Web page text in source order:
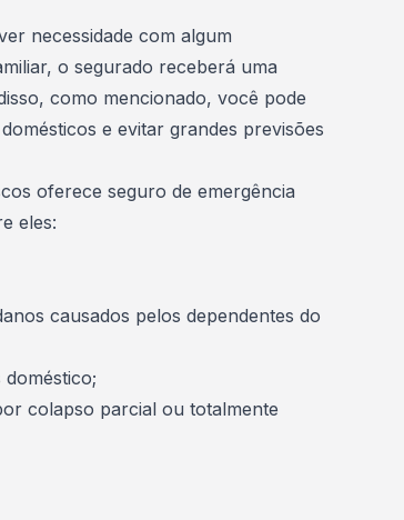
necessidade com algum
, o segurado receberá uma
como mencionado, você pode
e evitar grandes previsões
oferece seguro de emergência
eles:
causados ​​pelos dependentes do
colapso parcial ou totalmente